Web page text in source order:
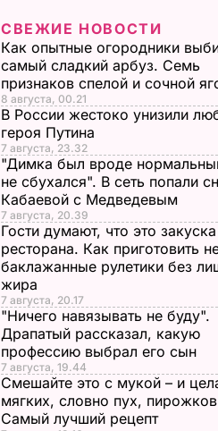
СВЕЖИЕ НОВОСТИ
Как опытные огородники
самый сладкий арбуз. Семь
признаков спелой и сочной
8 августа, 00.21
В России жестоко унизили
героя Путина
7 августа, 23.32
"Димка был вроде
не сбухался". В сеть попали
Кабаевой с Медведевым
7 августа, 20.39
Гости думают, что это
ресторана. Как приготовить
баклажанные рулетики без
жира
7 августа, 20.17
"Ничего навязывать не буду".
Драпатый рассказал, какую
профессию выбрал его сын
7 августа, 19.44
Смешайте это с мукой – и
мягких, словно пух, пирожков
Самый лучший рецепт